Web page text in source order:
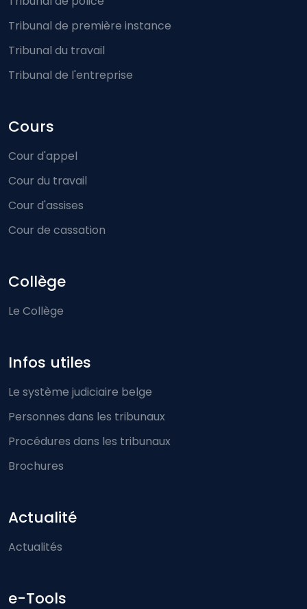
Tribunal de première instance
Tribunal du travail
Tribunal de l'entreprise
Cours
Cour d'appel
Cour du travail
Cour d'assises
Cour de cassation
Collège
Le Collège
Infos utiles
Le système judiciaire belge
Personnes dans les tribunaux
Procédures dans les tribunaux
Brochures
Actualité
Actualités
e-Tools